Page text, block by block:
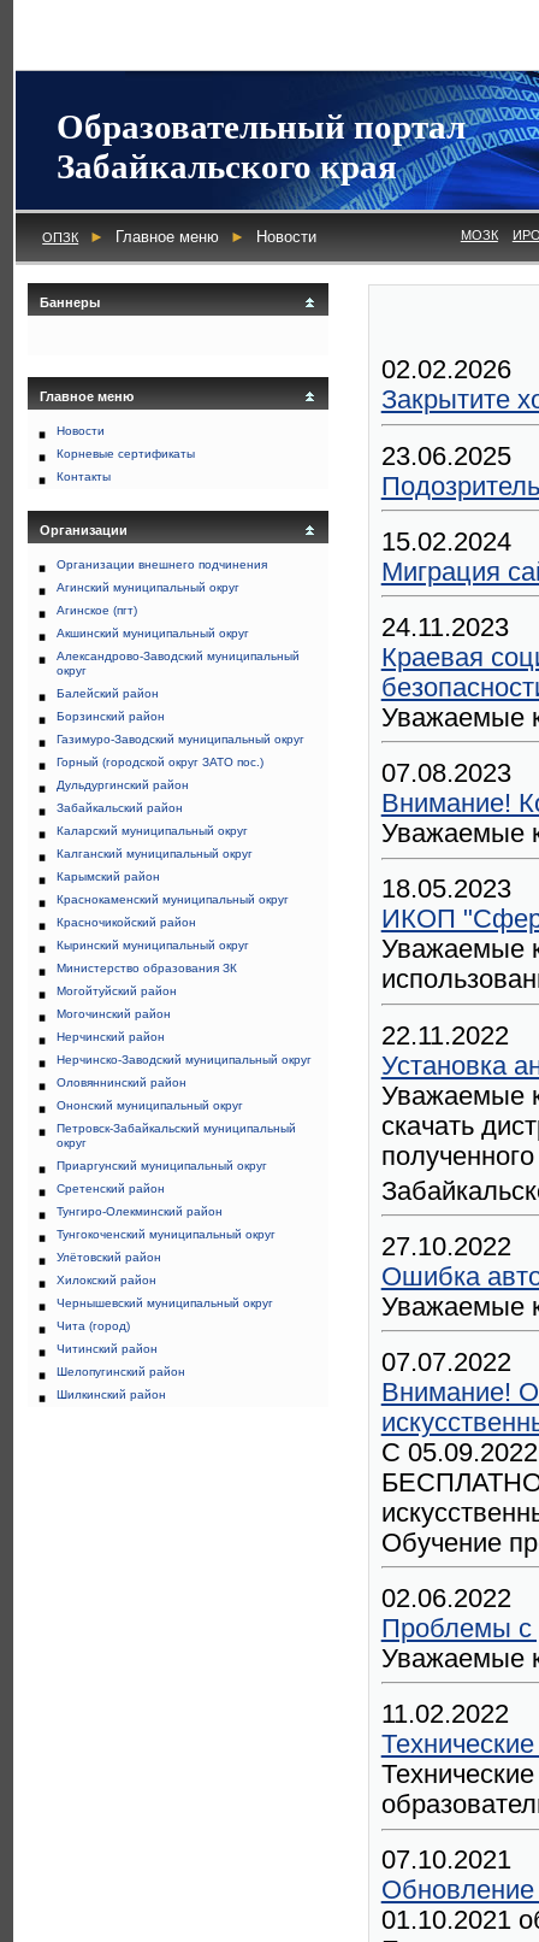
Образовательный портал
Забайкальского края
ОПЗК ► Главное меню ► Новости МОЗК
Баннеры
Главное меню
Новости
Корневые сертификаты
Контакты
Организации
Организации внешнего подчинения
Агинский муниципальный округ
Агинское (пгт)
Акшинский муниципальный округ
Александрово-Заводский муниципальный
округ
Балейский район
Борзинский район
Газимуро-Заводский муниципальный округ
Горный (городской округ ЗАТО пос.)
Дульдургинский район
Забайкальский район
Каларский муниципальный округ
Калганский муниципальный округ
Карымский район
Краснокаменский муниципальный округ
Красночикойский район
Кыринский муниципальный округ
Министерство образования ЗК
Могойтуйский район
Могочинский район
Нерчинский район
Нерчинско-Заводский муниципальный округ
Оловяннинский район
Ононский муниципальный округ
Петровск-Забайкальский муниципальный
округ
Приаргунский муниципальный округ
Сретенский район
Тунгиро-Олекминский район
Тунгокоченский муниципальный округ
Улётовский район
Хилокский район
Чернышевский муниципальный округ
Чита (город)
Читинский район
Шелопугинский район
Шилкинский район
02.02.2026
Закрытите
23.06.2025
15.02.2024
Миграция
24.11.2023
Краевая
Уважаемые
07.08.2023
Внимание!
Уважаемые
18.05.2023
ИКОП
Уважаемые
22.11.2022
Установка
Уважаемые
скачать
27.10.2022
Ошибка
Уважаемые
07.07.2022
Внимание!
С
Обучение
02.06.2022
Проблемы с
Уважаемые
11.02.2022
07.10.2021
Обновление
01.10.2021